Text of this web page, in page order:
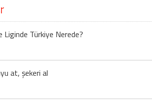
Liginde Türkiye Nerede?
at, şekeri al